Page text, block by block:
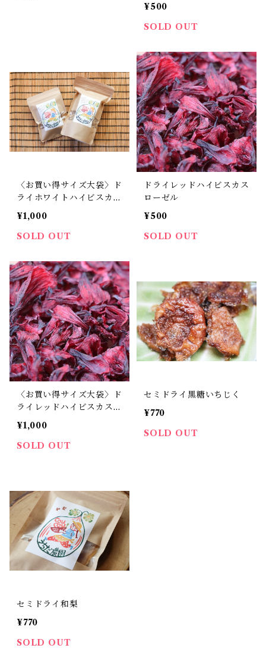
¥500
SOLD OUT
〈お買い得サイズ大袋〉ド
ライホワイトハイビスカス
ローゼル
¥1,000
SOLD OUT
ドライレッドハイビスカス
ローゼル
¥500
SOLD OUT
〈お買い得サイズ大袋〉ド
ライレッドハイビスカスロ
ーゼル
¥1,000
SOLD OUT
セミドライ黒糖いちじく
¥770
SOLD OUT
セミドライ和梨
¥770
SOLD OUT